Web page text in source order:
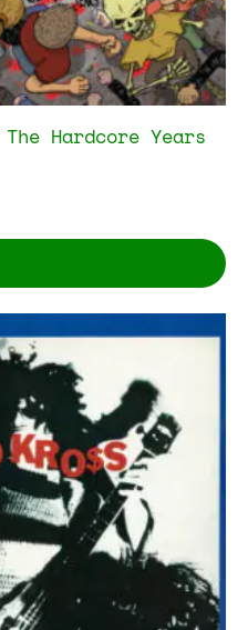
Hardcore Years